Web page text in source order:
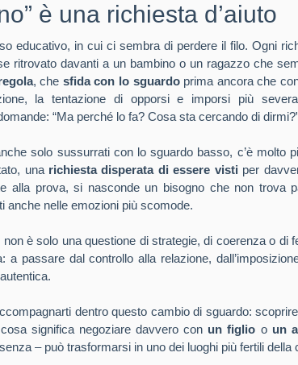
è una richiesta d’aiuto
educativo, in cui ci sembra di perdere il filo. Ogni
ritrovato davanti a un bambino o un ragazzo che
, che sfida con lo sguardoprima ancora che
la tentazione di opporsi e imporsi più
“Ma perché lo fa? Cosa sta cercando di
solo sussurrati con lo sguardo basso, c’è molto
una richiesta disperata di essere visti per
alla prova, si nasconde un bisogno che non trova
anche nelle emozioni più scomode.
non è solo una questione di strategie, di coerenza o di
a passare dal controllo alla relazione,
autentica.
dentro questo cambio di sguardo:
significa negoziare davvero con un figlio o un
– può trasformarsi in uno dei luoghi più fertili della